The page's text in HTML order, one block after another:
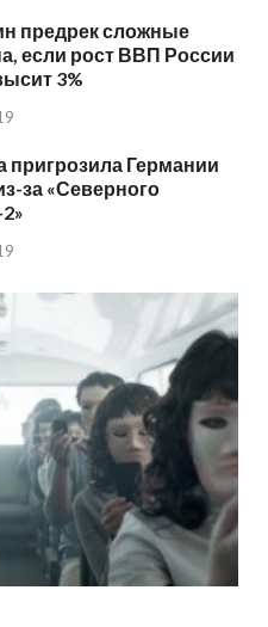
предрек сложные
если рост ВВП России
3%
пригрозила Германии
за «Северного